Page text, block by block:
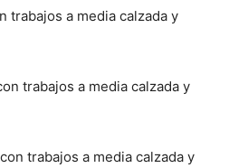
trabajos a media calzada y
trabajos a media calzada y
trabajos a media calzada y